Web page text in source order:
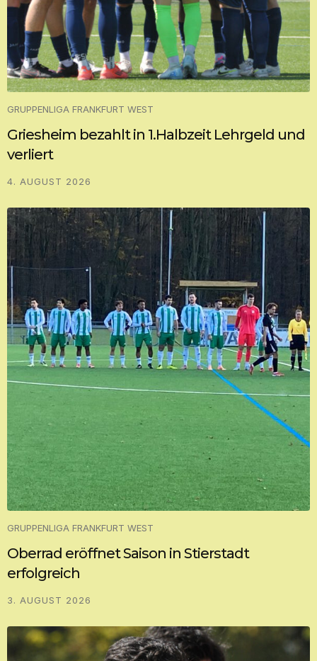
GRUPPENLIGA FRANKFURT WEST
Griesheim bezahlt in 1.Halbzeit Lehrgeld und
verliert
4. AUGUST 2026
GRUPPENLIGA FRANKFURT WEST
Oberrad eröffnet Saison in Stierstadt
erfolgreich
3. AUGUST 2026